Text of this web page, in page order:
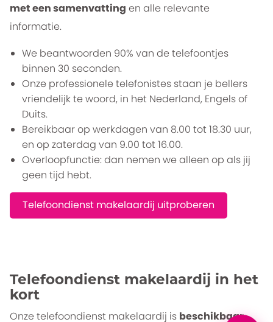
met een samenvatting en alle relevante
informatie.
We beantwoorden 90% van de telefoontjes
binnen 30 seconden.
Onze professionele telefonistes staan je bellers
vriendelijk te woord, in het Nederland, Engels of
Duits.
Bereikbaar op werkdagen van 8.00 tot 18.30 uur,
en op zaterdag van 9.00 tot 16.00.
Overloopfunctie: dan nemen we alleen op als jij
geen tijd hebt.
Telefoondienst makelaardij uitproberen
Telefoondienst makelaardij in het
kort
Onze telefoondienst makelaardij is beschikbaar